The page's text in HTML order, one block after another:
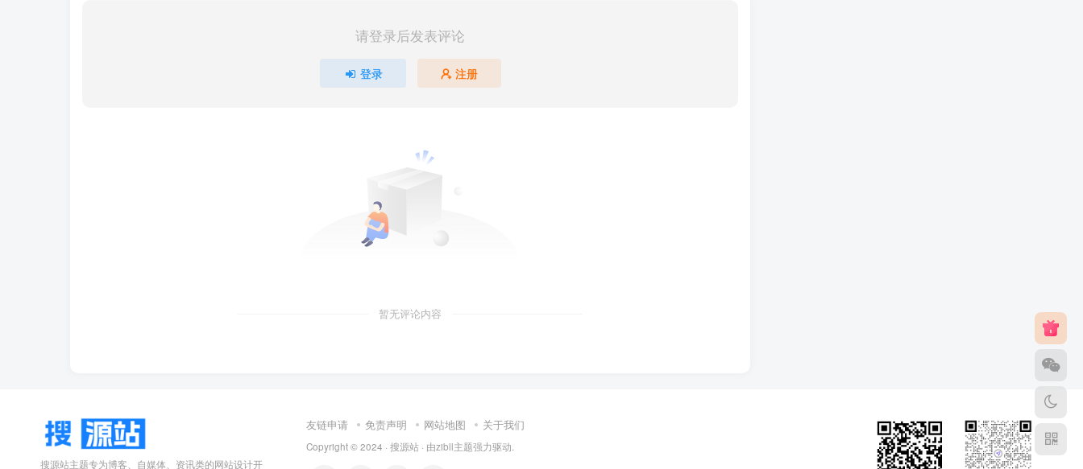
请登录后发表评论
登录 注册
暂无评论内容
搜源站主题专为博客、自媒体、资讯类的网站设计开
友链申请 免责声明 网站地图 关于我们
Copyright © 2024 · 搜源站 · 由zibll主题强力驱动.